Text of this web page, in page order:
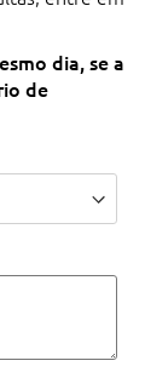
dia, se a
de